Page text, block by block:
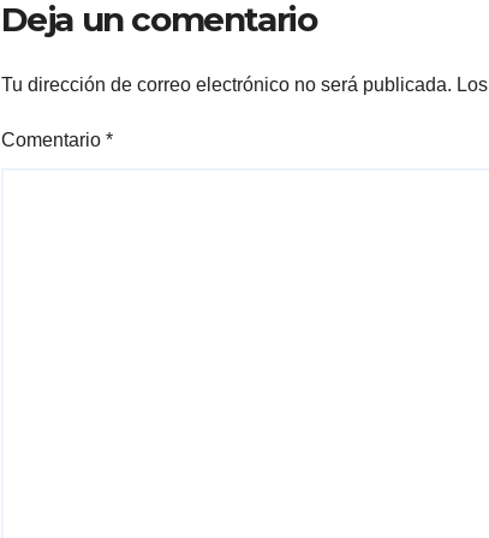
DOMO
Deja un comentario
Tu dirección de correo electrónico no será publicada.
Comentario *